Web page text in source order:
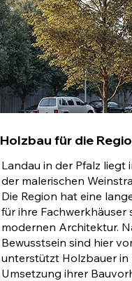
Holzbau für die
Landau in der Pfalz
der malerischen
Die Region hat eine
für ihre Fachwerkhäuser
modernen Architektur.
Bewusstsein sind hier
unterstützt Holzbauer
Umsetzung ihrer